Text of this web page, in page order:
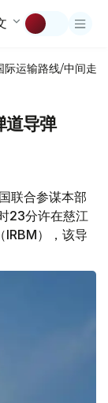
际运输路线/中间走廊
道导弹
联合参谋本部
23分许在慈江
IRBM），该导